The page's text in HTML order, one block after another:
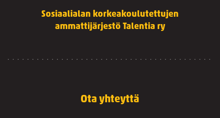
Sosiaalialan korkeakoulutettujen
ammattijärjestö Talentia ry
Ota yhteyttä